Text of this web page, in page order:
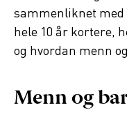
sammenliknet
hele 10 år kortere,
og hvordan menn
Menn og